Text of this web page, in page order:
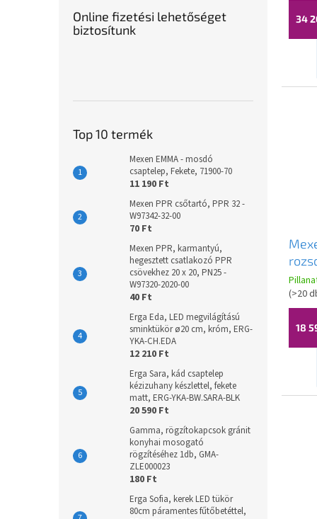
Online fizetési lehetőséget
biztosítunk
Top 10 termék
Mexen EMMA - mosdó
csaptelep, Fekete, 71900-70
11 190 Ft
Mexen PPR csőtartó, PPR 32 -
W97342-32-00
70 Ft
Mexen PPR, karmantyú,
hegesztett csatlakozó PPR
csövekhez 20 x 20, PN25 -
W97320-2020-00
40 Ft
Erga Eda, LED megvilágítású
sminktükör ø20 cm, króm, ERG-
YKA-CH.EDA
12 210 Ft
Erga Sara, kád csaptelep
kézizuhany készlettel, fekete
matt, ERG-YKA-BW.SARA-BLK
20 590 Ft
Gamma, rögzítokapcsok gránit
konyhai mosogató
rögzítéséhez 1db, GMA-
ZLE000023
180 Ft
Erga Sofia, kerek LED tükör
80cm páramentes fűtőbetéttel,
34
(>20
18